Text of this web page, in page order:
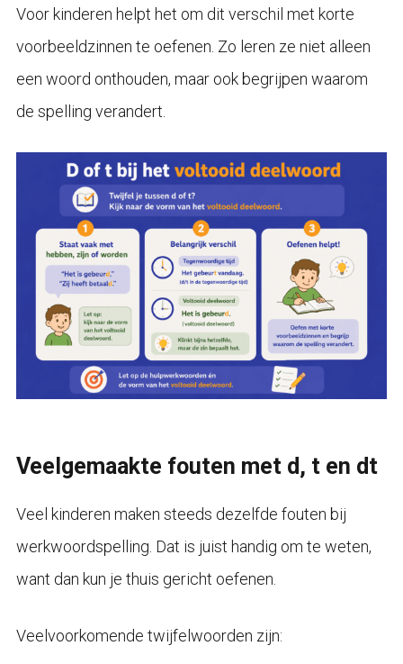
Voor kinderen helpt het om dit verschil met korte
voorbeeldzinnen te oefenen. Zo leren ze niet alleen
een woord onthouden, maar ook begrijpen waarom
de spelling verandert.
Veelgemaakte fouten met d, t en dt
Veel kinderen maken steeds dezelfde fouten bij
werkwoordspelling. Dat is juist handig om te weten,
want dan kun je thuis gericht oefenen.
Veelvoorkomende twijfelwoorden zijn: